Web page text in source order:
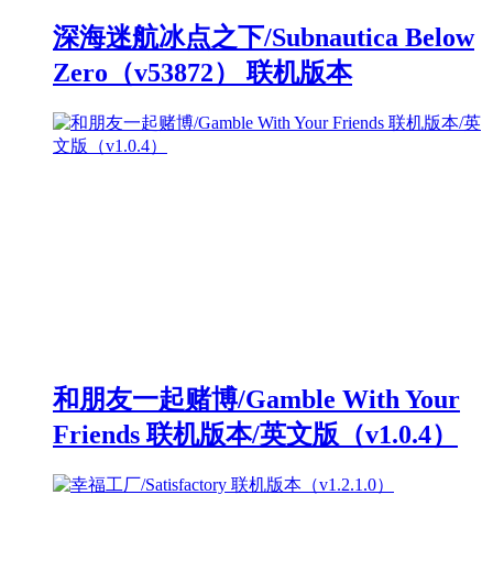
深海迷航冰点之下/Subnautica Below
Zero（v53872） 联机版本
和朋友一起赌博/Gamble With Your
Friends 联机版本/英文版（v1.0.4）